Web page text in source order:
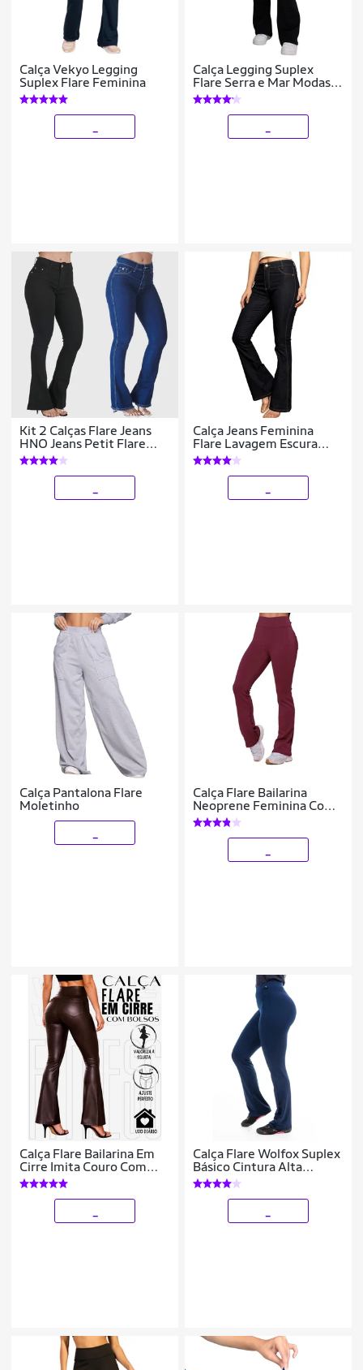
Calça Vekyo Legging
Suplex Flare Feminina
Calça Legging Suplex
Flare Serra e Mar Modas
Boca de Sino Bailarina
Cintura Cós Alto Moda
Fitness
Kit 2 Calças Flare Jeans
HNO Jeans Petit Flare
Azul Marinho e Preta
Calça Jeans Feminina
Flare Lavagem Escura
Premium Conforto
Calça Pantalona Flare
Moletinho
Calça Flare Bailarina
Neoprene Feminina Com
Bolso Cintura/Alta
Calça Flare Bailarina Em
Cirre Imita Couro Com
Bolsos Elegante Casual
WOLFOX
Calça Flare Wolfox Suplex
Básico Cintura Alta
Feminina